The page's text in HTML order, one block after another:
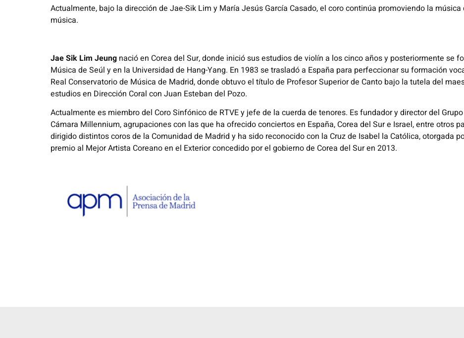
Actualmente, bajo la dirección de Jae-Sik Lim y María Jesús García Casado, el coro continúa promoviendo la
música.
Jae Sik Lim Jeung nació en Corea del Sur, donde inició sus estudios de violín a los cinco años y posteriormente se
Música de Seúl y en la Universidad de Hang-Yang. En 1983 se trasladó a España para perfeccionar su formación
Real Conservatorio de Música de Madrid, donde obtuvo el título de Profesor Superior de Canto bajo la tutela del
estudios en Dirección Coral con Juan Esteban del Pozo.
Actualmente es miembro del Coro Sinfónico de RTVE y jefe de la cuerda de tenores. Es fundador y director del
Cámara Millennium, agrupaciones con las que ha ofrecido conciertos en España, Corea del Sur e Israel, entre otros
dirigido distintos coros de la Comunidad de Madrid y ha sido reconocido con la Cruz de Isabel la Católica, otorgada
premio al Mejor Artista Coreano en el Exterior concedido por el gobierno de Corea del Sur en 2013.